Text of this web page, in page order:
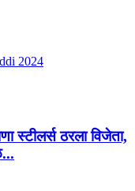
2024
स्टीलर्स ठरला विजेता,